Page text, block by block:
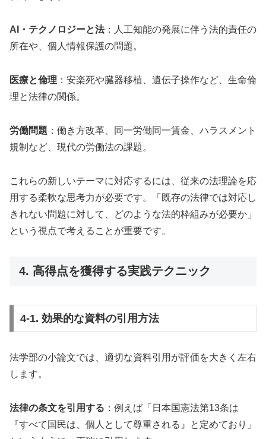
AI・テクノロジーと法：人工知能の発展に伴う法的責任の
所在や、個人情報保護の問題。
医療と倫理 ：安楽死や臓器移植、遺伝子操作など、生命倫
理と法律の関係。
労働問題 ：働き方改革、同一労働同一賃金、ハラスメント
規制など、現代の労働法の課題。
これらの新しいテーマに対応するには、従来の法理論を応
用する柔軟な思考力が必要です。「既存の法律では対応し
きれない問題に対して、どのような法的枠組みが必要か」
という視点で考えることが重要です。
4. 高得点を獲得する実践テクニック
4-1. 効果的な資料の引用方法
法学部の小論文では、適切な資料引用が評価を大きく左右
します。
法律の条文を引用する ：例えば「日本国憲法第13条は
『すべて国民は、個人として尊重される』と定めており」